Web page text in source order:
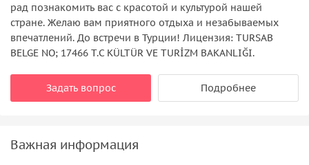
рад познакомить вас с красотой и культурой нашей
стране. Желаю вам приятного отдыха и незабываемых
впечатлений. До встречи в Турции! Лицензия: TURSAB
BELGE NO; 17466 T.C KÜLTÜR VE TURİZM BAKANLIĞI.
Задать вопрос Подробнее
Важная информация